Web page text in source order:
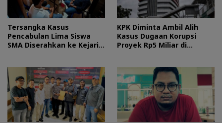
Tersangka Kasus
Pencabulan Lima Siswa
SMA Diserahkan ke Kejari
KPK Diminta Ambil Alih
Kasus Dugaan Korupsi
Proyek Rp5 Miliar di